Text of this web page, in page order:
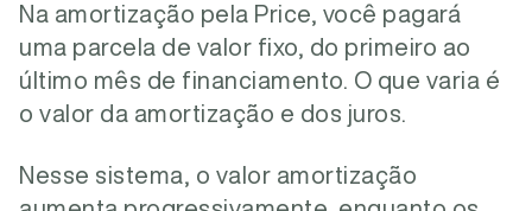
Na amortização pela Price, você pagará
uma parcela de valor fixo, do primeiro ao
último mês de financiamento. O que varia é
o valor da amortização e dos juros.
Nesse sistema, o valor amortização